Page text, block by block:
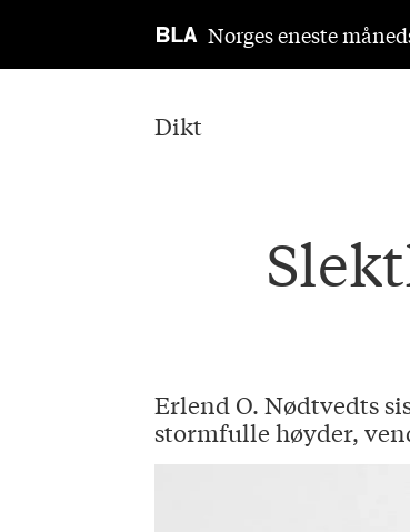
Norges eneste
Dikt
Erlend O. Nødtvedts
stormfulle høyder,